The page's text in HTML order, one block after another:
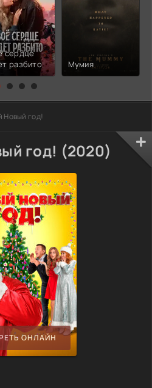
сердце
разбито
Мумия
Новый год!
год! (2020)
ОНЛАЙН